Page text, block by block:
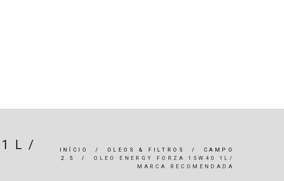
INÍCIO / OLEOS & FILTROS / CAMPO
2.5
/ OLEO ENERGY FORZA 15W40 1L/
MARCA RECOMENDADA